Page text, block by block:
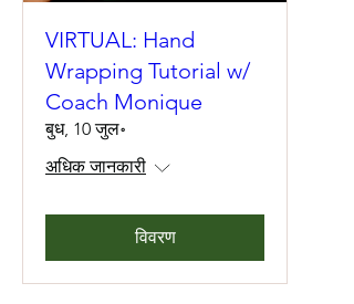
VIRTUAL: Hand
Wrapping Tutorial w/
Coach Monique
बुध, 10 जुल॰
अधिक जानकारी
विवरण